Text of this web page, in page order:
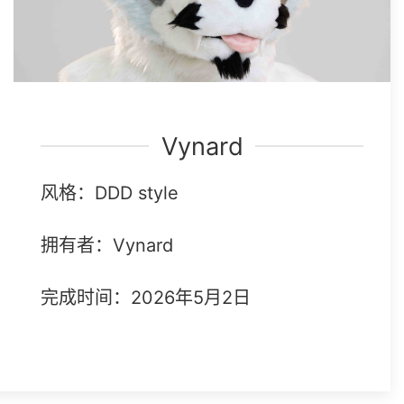
Vynard
风格：DDD style
拥有者：Vynard
完成时间：2026年5月2日